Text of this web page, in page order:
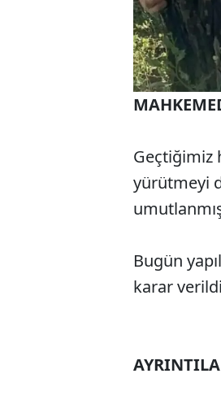
Geçtiğimiz
yürütmeyi
Bugün
karar